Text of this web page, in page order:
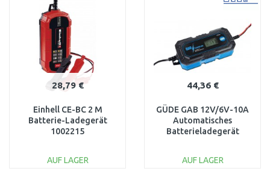
Vergleichen
28,79 €
Einhell CE-BC 2 M
Batterie-Ladegerät
1002215
AUF LAGER
44,36 €
GÜDE GAB 12V/6V-10A
Automatisches
Batterieladegerät
AUF LAGER